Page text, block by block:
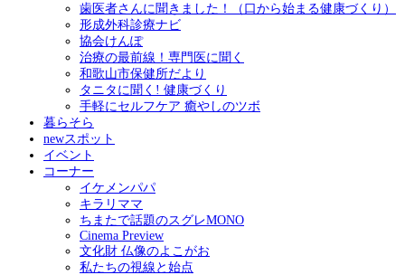
歯医者さんに聞きました！（口から始まる健康づくり）
形成外科診療ナビ
協会けんぽ
治療の最前線！専門医に聞く
和歌山市保健所だより
タニタに聞く! 健康づくり
手軽にセルフケア 癒やしのツボ
暮らそら
newスポット
イベント
コーナー
イケメンパパ
キラリママ
ちまたで話題のスグレMONO
Cinema Preview
文化財 仏像のよこがお
私たちの視線と始点